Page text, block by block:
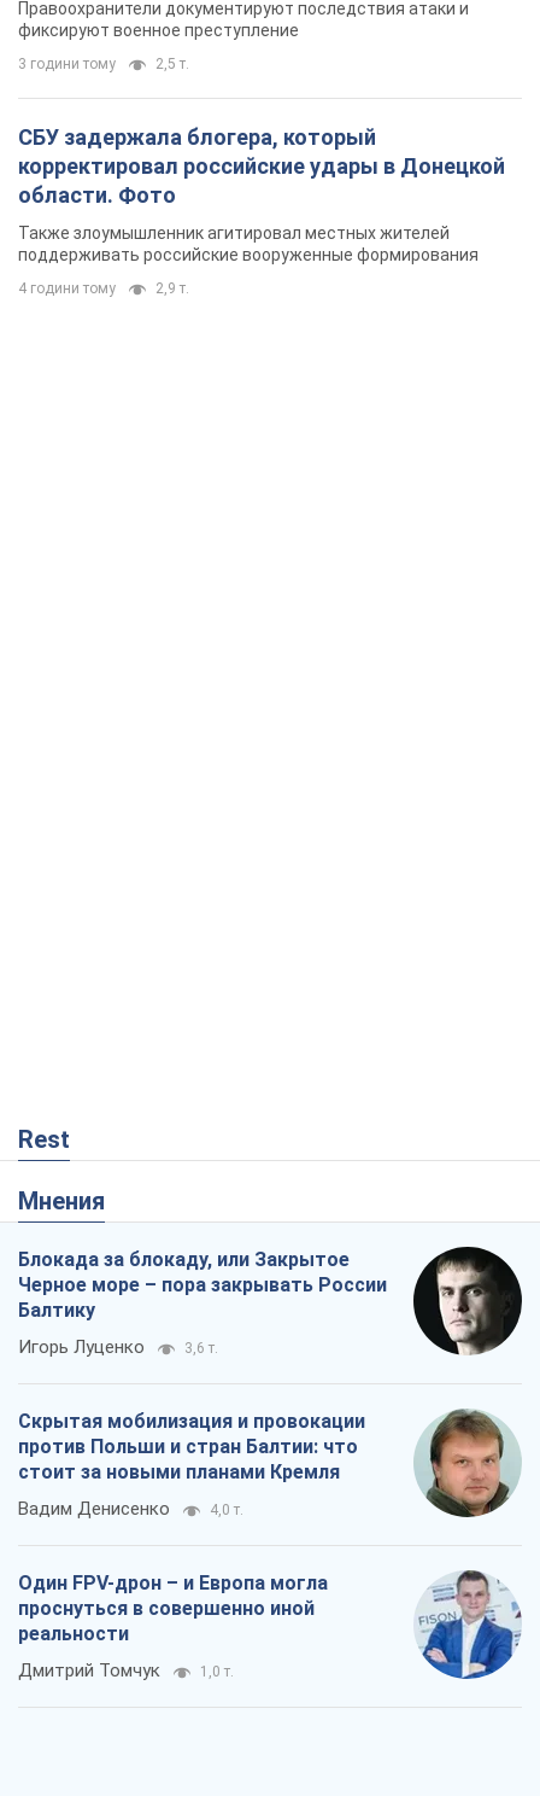
Правоохранители документируют последствия атаки и
фиксируют военное преступление
3 години тому 2,5 т.
СБУ задержала блогера, который
корректировал российские удары в Донецкой
области. Фото
Также злоумышленник агитировал местных жителей
поддерживать российские вооруженные формирования
4 години тому 2,9 т.
Rest
Мнения
Блокада за блокаду, или Закрытое
Черное море – пора закрывать России
Балтику
Игорь Луценко 3,6 т.
Скрытая мобилизация и провокации
против Польши и стран Балтии: что
стоит за новыми планами Кремля
Вадим Денисенко 4,0 т.
Один FPV-дрон – и Европа могла
проснуться в совершенно иной
реальности
Дмитрий Томчук 1,0 т.